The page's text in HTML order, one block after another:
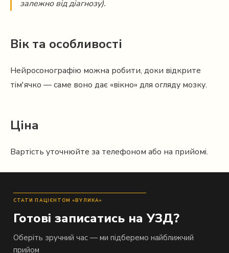
залежно від діагнозу).
Вік та особливості
Нейросонографію можна робити, доки відкрите
тім'ячко — саме воно дає «вікно» для огляду мозку.
Ціна
Вартість уточнюйте за телефоном або на прийомі.
СТАТИ ПАЦІЄНТОМ «ВУЛИКА»
Готові записатись на УЗД?
Оберіть зручний час — ми підберемо найближчий
прийом